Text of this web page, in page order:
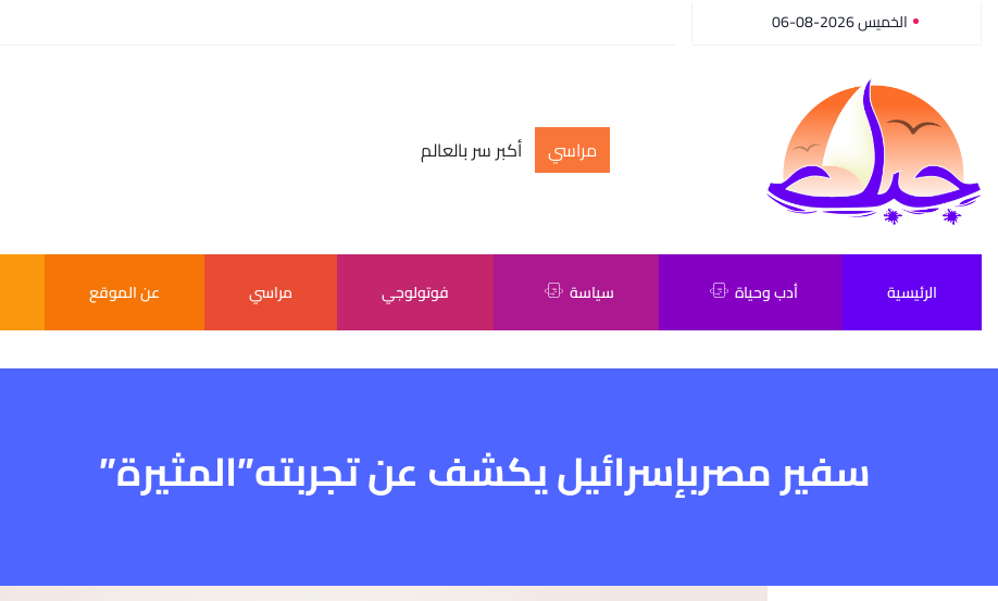
الخميس 2026-08-06
مراسي أكبر سر بالعالم
الرئيسية أدب وحياة سياسة فوتولوجي مراسي عن الموقع
سفير مصربإسرائيل يكشف عن تجربته”المثيرة”